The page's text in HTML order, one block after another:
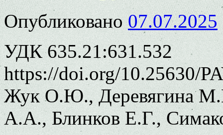
Опубликовано 07.07.2025
УДК 635.21:631.532
https://doi.org/10.25630/
Жук О.Ю., Деревягина
А.А., Блинков Е.Г.,